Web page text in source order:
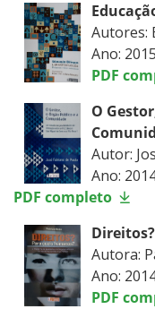
Autores:
Ano:
PDF
O
Autor:
Ano:
PDF completo
Autora:
Ano:
PDF